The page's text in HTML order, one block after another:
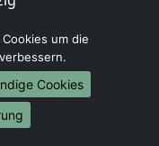
um die
Cookies